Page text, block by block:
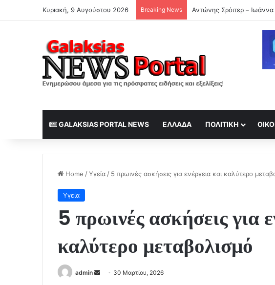
Κυριακή, 9 Αυγούστου 2026 Breaking News
GALAKSIAS PORTAL NEWS ΕΛΛΆΔΑ ΠΟΛΙΤΙΚΉ
Home /Υγεία / 5 πρωινές ασκήσεις για ενέργεια και καλύτερο
Υγεία
5 πρωινές ασκήσεις για
καλύτερο μεταβολισμό
admin
Send 30 Μαρτίου, 2026